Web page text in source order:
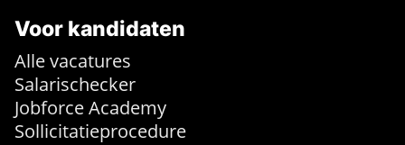
Voor kandidaten
Alle vacatures
Salarischecker
Jobforce Academy
Sollicitatieprocedure